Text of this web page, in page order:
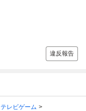
違反報告
テレビゲーム